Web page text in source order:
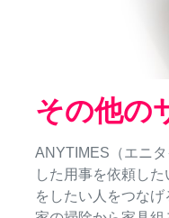
その他の
ANYTIMES（エニ
した用事を依頼し
をしたい人をつなげ